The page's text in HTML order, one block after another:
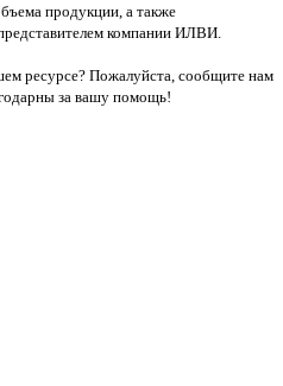
продукции, а также
компании ИЛВИ.
ресурсе? Пожалуйста, сообщите нам
за вашу помощь!